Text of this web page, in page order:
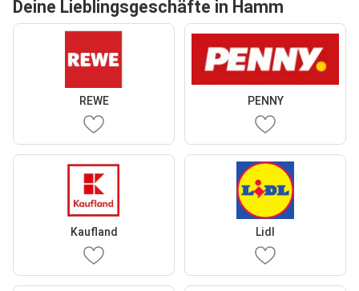
Deine Lieblingsgeschäfte in Hamm
REWE PENNY
Kaufland Lidl